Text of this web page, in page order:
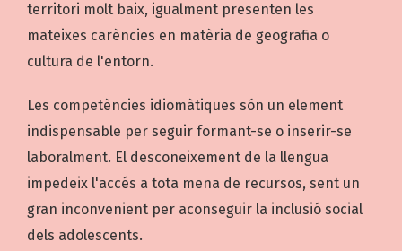
territori molt baix, igualment presenten les
mateixes carències en matèria de geografia o
cultura de l'entorn.
Les competències idiomàtiques són un element
indispensable per seguir formant-se o inserir-se
laboralment. El desconeixement de la llengua
impedeix l'accés a tota mena de recursos, sent un
gran inconvenient per aconseguir la inclusió social
dels adolescents.